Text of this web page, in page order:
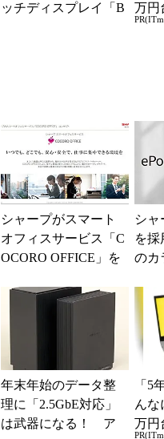
ッチディスプレイ「B
万円
る快
シャープがスマート
オフィスサービス「C
OCORO OFFICE」を
活用して業...
シャ
を採
のカ
スタ
年末年始のデータ整
理に「2.5GbE対応」
は武器になる！ ア
「5
んな
万円